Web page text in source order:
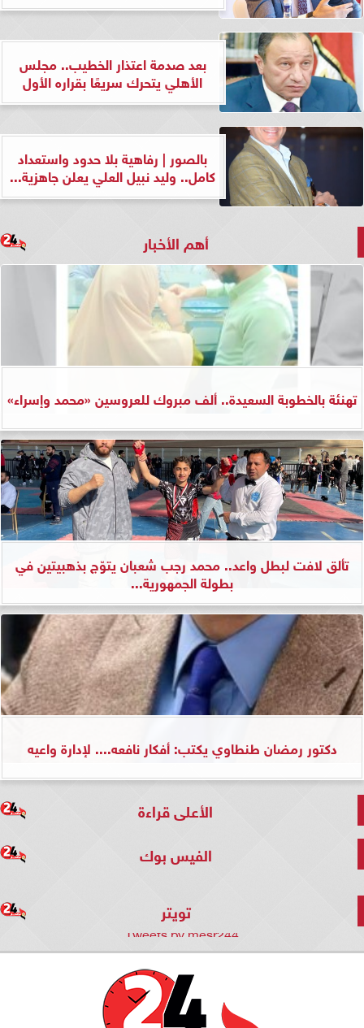
بعد صدمة اعتذار الخطيب.. مجلس
الأهلي يتحرك سريعًا بقراره الأول
بالصور | رفاهية بلا حدود واستعداد
كامل.. وليد نبيل العلي يعلن جاهزية...
أهم الأخبار
تهنئة بالخطوبة السعيدة.. ألف مبروك للعروسين «محمد وإسراء»
تألق لافت لبطل واعد.. محمد رجب شعبان يتوّج بذهبيتين في
بطولة الجمهورية...
دكتور رمضان طنطاوي يكتب: أفكار نافعه.... لإدارة واعيه
الأعلى قراءة
الفيس بوك
تويتر
Tweets by mesr244